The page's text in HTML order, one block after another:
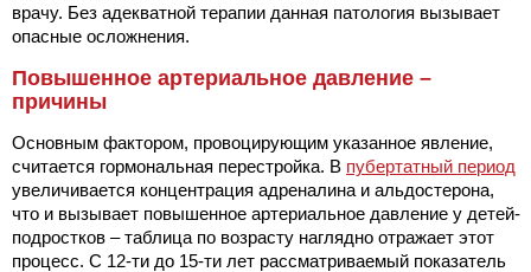
врачу. Без адекватной терапии данная патология вызывает
опасные осложнения.
Повышенное артериальное давление –
причины
Основным фактором, провоцирующим указанное явление,
считается гормональная перестройка. В пубертатный период
увеличивается концентрация адреналина и альдостерона,
что и вызывает повышенное артериальное давление у детей-
подростков – таблица по возрасту наглядно отражает этот
процесс. С 12-ти до 15-ти лет рассматриваемый показатель